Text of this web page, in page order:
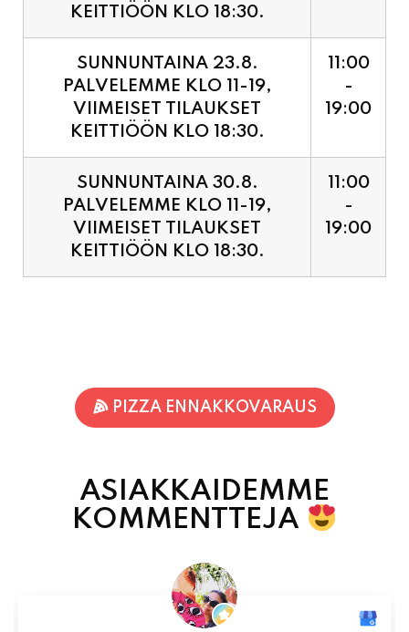
PALVELEMME KLO 11-19,
VIIMEISET TILAUKSET
KEITTIÖÖN KLO 18:30.
19:00
SUNNUNTAINA 30.8.
PALVELEMME KLO 11-19,
VIIMEISET TILAUKSET
KEITTIÖÖN KLO 18:30.
11:00
19:00
ASIAKKAIDEMME
Jaakko Kontturi
Maukas ruoka laadukkaista raaka-